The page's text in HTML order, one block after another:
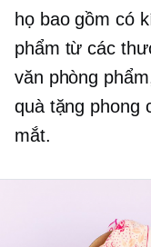
họ bao gồm có
phẩm từ các
văn phòng
quà tặng phong
mắt.